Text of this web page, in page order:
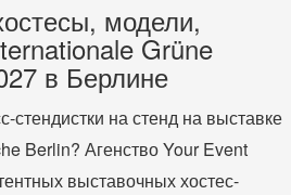
модели,
Grüne
в Берлине
стендистки на стенд на выставке
Berlin? Агенство Your Event
выставочных хостес-